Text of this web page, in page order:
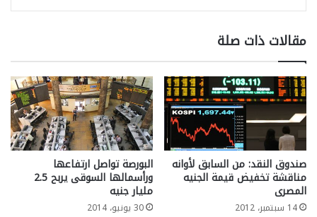
مقالات ذات صلة
صندوق النقد: من السابق لأوانه
مناقشة تخفيض قيمة الجنيه
المصرى
14 سبتمبر، 2012
البورصة تواصل ارتفاعها
ورأسمالها السوقى يربح 2.5
مليار جنيه
30 يونيو، 2014